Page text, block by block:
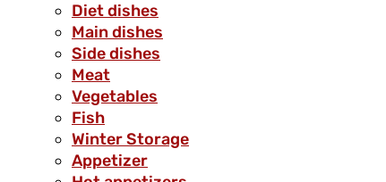
Diet dishes
Main dishes
Side dishes
Meat
Vegetables
Fish
Winter Storage
Аppetizer